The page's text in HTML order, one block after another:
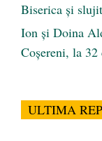
Biserica și
Ion și Doina
Coșereni, la
ULTIMA